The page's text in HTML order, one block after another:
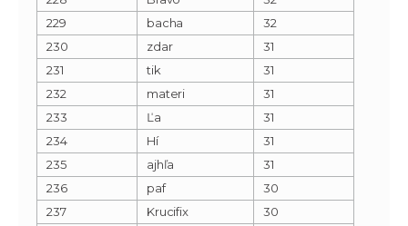
229
bacha
32
230
zdar
31
231
tik
31
232
materi
31
233
Ľa
31
234
Hí
31
235
ajhľa
31
236
paf
30
237
Krucifix
30